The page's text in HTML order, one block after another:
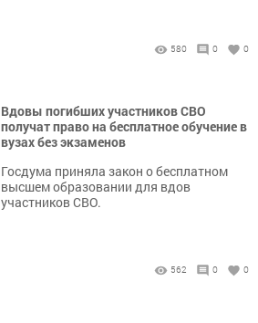
580 0 0
Вдовы погибших участников СВО
получат право на бесплатное обучение в
вузах без экзаменов
Госдума приняла закон о бесплатном
высшем образовании для вдов
участников СВО.
562 0 0